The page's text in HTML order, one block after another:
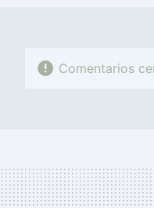
Comentarios